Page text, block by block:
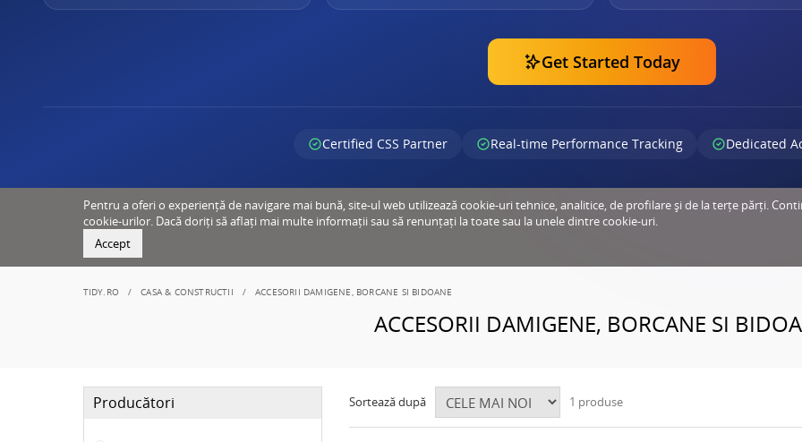
Get Started Today
Certified CSS Partner Real-time Performance Tracking Dedicated
Pentru a oferi o experiență de navigare mai bună, site-ul web utilizează cookie-uri tehnice, analitice, de profilare și de la terțe părți.
cookie-urilor. Dacă doriți să aflați mai multe informații sau să renunțați la toate sau la unele dintre cookie-uri.
Accept
TIDY.RO CASA & CONSTRUCTII ACCESORII DAMIGENE, BORCANE SI BIDOANE
ACCESORII DAMIGENE, BORCANE SI
Producători Sortează după 1 produse